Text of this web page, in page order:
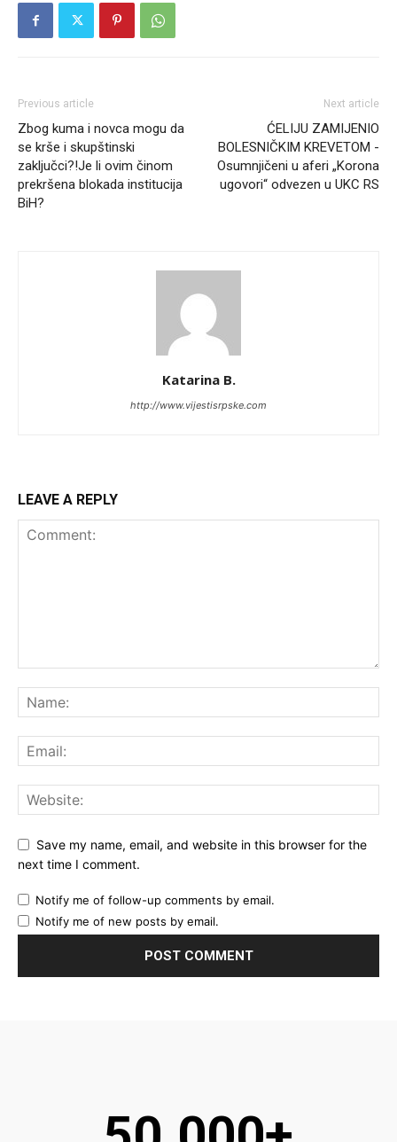
Previous article
Zbog kuma i novca mogu da
se krše i skupštinski
zaključci?!Je li ovim činom
prekršena blokada institucija
BiH?
Next article
ĆELIJU ZAMIJENIO
BOLESNIČKIM KREVETOM -
Osumnjičeni u aferi „Korona
ugovori“ odvezen u UKC RS
Katarina B.
http://www.vijestisrpske.com
LEAVE A REPLY
Save my name, email, and website in this browser for the
next time I comment.
Notify me of follow-up comments by email.
Notify me of new posts by email.